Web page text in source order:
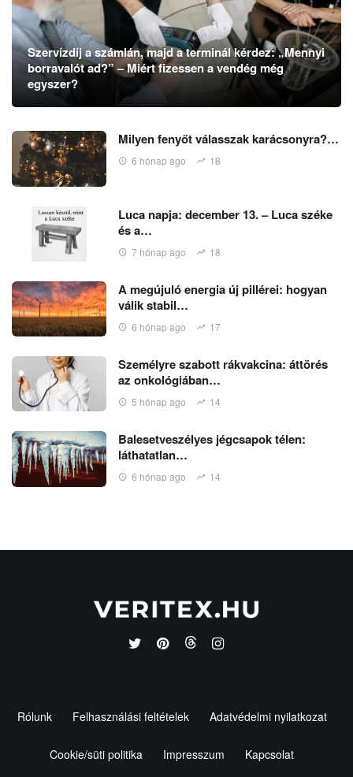
Szervízdíj a számlán, majd a terminál kérdez: „Mennyi
borravalót ad?” – Miért fizessen a vendég még
egyszer?
Milyen fenyőt válasszak karácsonyra?…
6 hónap ago 18
Luca napja: december 13. – Luca széke
és a…
7 hónap ago 18
A megújuló energia új pillérei: hogyan
válik stabil…
6 hónap ago 17
Személyre szabott rákvakcina: áttörés
az onkológiában…
5 hónap ago 14
Balesetveszélyes jégcsapok télen:
láthatatlan…
6 hónap ago 14
Rólunk Felhasználási feltételek Adatvédelmi nyilatkozat
Cookie/süti politika Impresszum Kapcsolat